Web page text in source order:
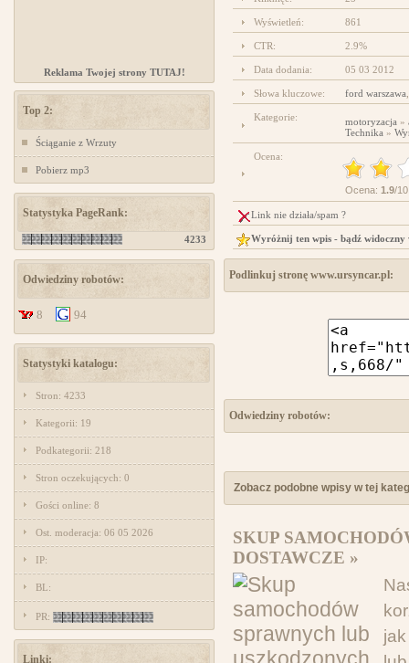
Reklama Twojej strony TUTAJ!
Top 2:
Ściąganie z Wrzuty
Pobierz mp3
Statystyka PageRank:
4233
Odwiedziny robotów:
8 94
Statystyki katalogu:
Stron: 4233
Kategorii: 19
Podkategorii: 218
Stron oczekujących: 0
Gości online: 8
Ost. moderacja: 06 05 2026
IP:
BL:
PR:
Linki:
Wyświetleń: 861
CTR: 2.9%
Data dodania: 05 03 2012
Słowa kluczowe: ford warszawa
Kategorie: motoryzacja »
Technika »
Ocena:
Ocena: 1.9/
Link nie działa/spam ?
Wyróżnij ten wpis - bądź
Podlinkuj stronę www.ursyncar.pl:
Odwiedziny robotów:
Zobacz podobne wpisy w tej
SKUP
DOSTAWCZE »